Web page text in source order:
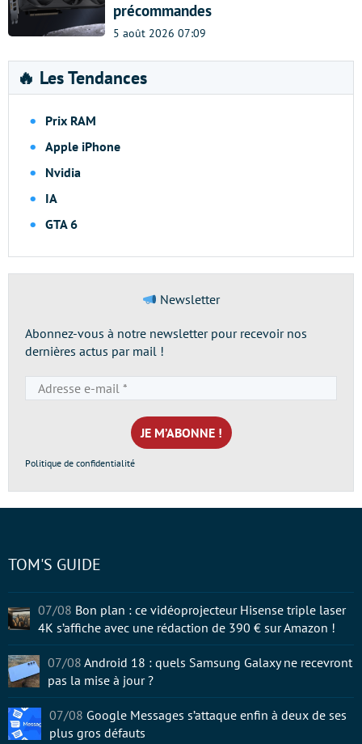
précommandes
5 août 2026 07:09
🔥 Les Tendances
Prix RAM
Apple iPhone
Nvidia
IA
GTA 6
Newsletter
Abonnez-vous à notre newsletter pour recevoir nos
dernières actus par mail !
e-
mail
*
Politique de confidentialité
TOM'S GUIDE
07/08 Bon plan : ce vidéoprojecteur Hisense triple laser
4K s’affiche avec une rédaction de 390 € sur Amazon !
07/08 Android 18 : quels Samsung Galaxy ne recevront
pas la mise à jour ?
07/08 Google Messages s’attaque enfin à deux de ses
plus gros défauts